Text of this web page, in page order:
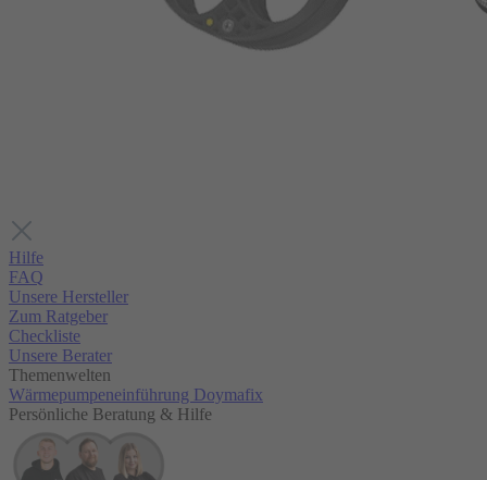
Hilfe
FAQ
Unsere Hersteller
Zum Ratgeber
Checkliste
Unsere Berater
Themenwelten
Wärmepumpeneinführung Doymafix
Persönliche Beratung & Hilfe